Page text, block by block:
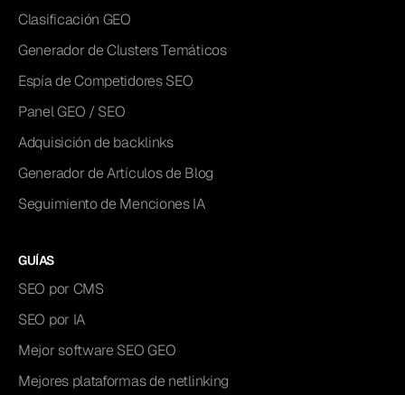
Clasificación GEO
Generador de Clusters Temáticos
Espía de Competidores SEO
Panel GEO / SEO
Adquisición de backlinks
Generador de Artículos de Blog
Seguimiento de Menciones IA
GUÍAS
SEO por CMS
SEO por IA
Mejor software SEO GEO
Mejores plataformas de netlinking